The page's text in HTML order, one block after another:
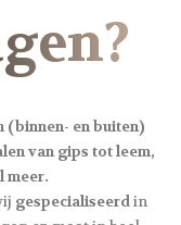
(binnen- en buiten)
van gips tot leem,
meer.
gespecialiseerdin